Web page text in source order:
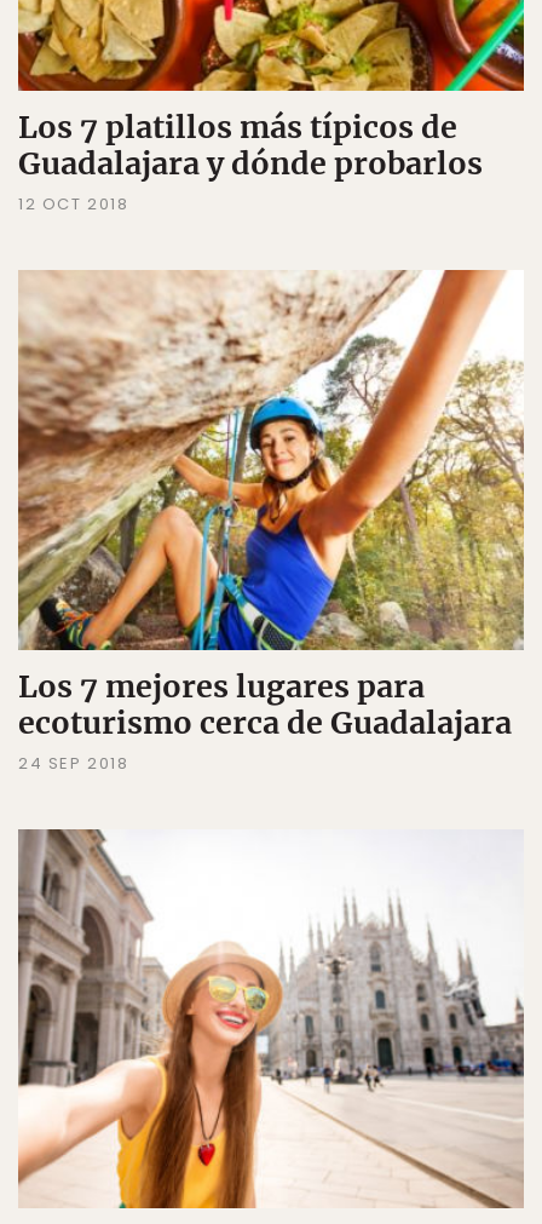
Los 7 platillos más típicos de
Guadalajara y dónde probarlos
12 OCT 2018
Los 7 mejores lugares para
ecoturismo cerca de Guadalajara
24 SEP 2018